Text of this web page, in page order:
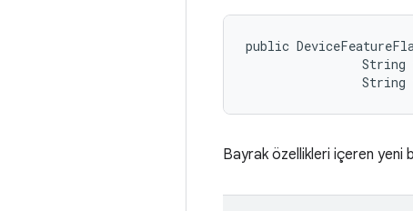
public
String
String
Bayrak özellikleri içeren yeni